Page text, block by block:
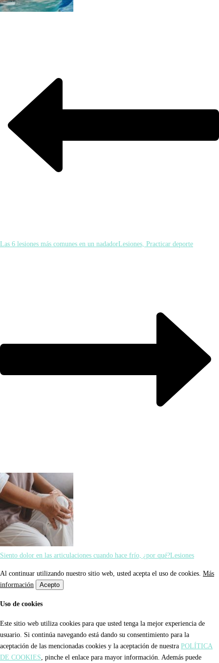
Las 6 lesiones más comunes en un nadadorLesiones, Practicar deporte
Siento dolor en las articulaciones cuando hace frío, ¿por qué?Lesiones
Al continuar utilizando nuestro sitio web, usted acepta el uso de cookies. Más
información
Acepto
Uso de cookies
Este sitio web utiliza cookies para que usted tenga la mejor experiencia de
usuario. Si continúa navegando está dando su consentimiento para la
aceptación de las mencionadas cookies y la aceptación de nuestra POLÍTICA
DE COOKIES , pinche el enlace para mayor información. Además puede